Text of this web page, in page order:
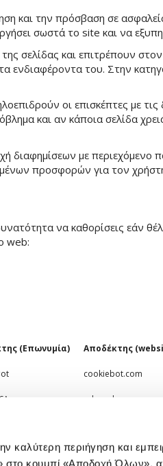
καλύτερη περιήγηση και
στο κουμπί «Αποδοχή Όλων»,
και την πρόσβαση σε
σωστά το site και να
σελίδας και επιτρέπουν
ενδιαφέροντα του. Στην
οι επισκέπτες με
και αν κάποια σελίδα
με περιεχόμενο
προσφορών για τον
να καθορίσεις εάν
web:
(Επωνυμία) Αποδέκτης
cookiebot.com
edupad.gr
google.com